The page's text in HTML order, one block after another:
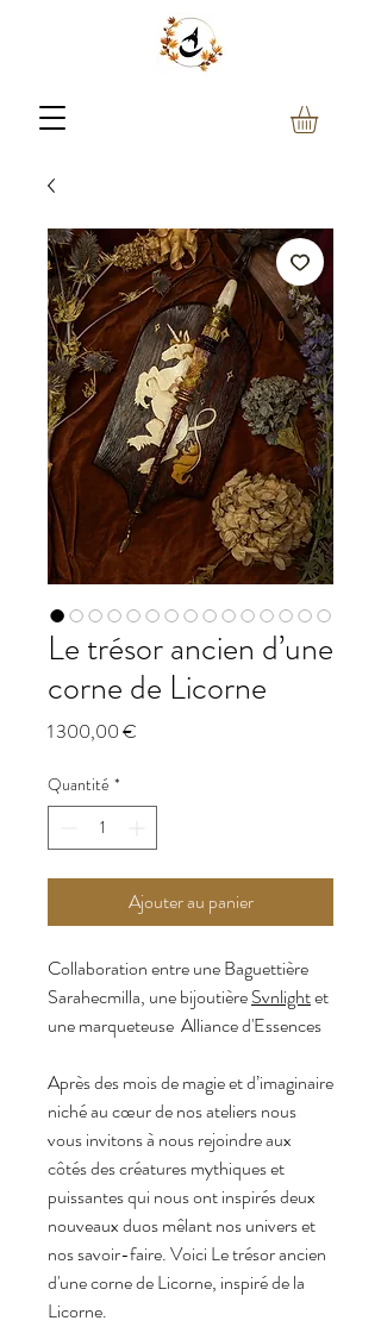
Le trésor ancien d’une
corne de Licorne
1 300,00 €
Quantité *
Ajouter au panier
Collaboration entre une Baguettière
Sarahecmilla, une bijoutièreSvnlightet
une marqueteuse Alliance d'Essences
Après des mois de magie et d’imaginaire
niché au cœur de nos ateliers nous
vous invitons à nous rejoindre aux
côtés des créatures mythiques et
puissantes qui nous ont inspirés deux
nouveaux duos mêlant nos univers et
nos savoir-faire. Voici Le trésor ancien
d'une corne de Licorne, inspiré de la
Licorne.